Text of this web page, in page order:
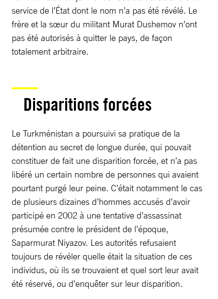
service de l’État dont le nom n’a pas été révélé. Le
frère et la sœur du militant Murat Dushemov n’ont
pas été autorisés à quitter le pays, de façon
totalement arbitraire.
Disparitions forcées
Le Turkménistan a poursuivi sa pratique de la
détention au secret de longue durée, qui pouvait
constituer de fait une disparition forcée, et n’a pas
libéré un certain nombre de personnes qui avaient
pourtant purgé leur peine. C’était notamment le cas
de plusieurs dizaines d’hommes accusés d’avoir
participé en 2002 à une tentative d’assassinat
présumée contre le président de l’époque,
Saparmurat Niyazov. Les autorités refusaient
toujours de révéler quelle était la situation de ces
individus, où ils se trouvaient et quel sort leur avait
été réservé, ou d’enquêter sur leur disparition.